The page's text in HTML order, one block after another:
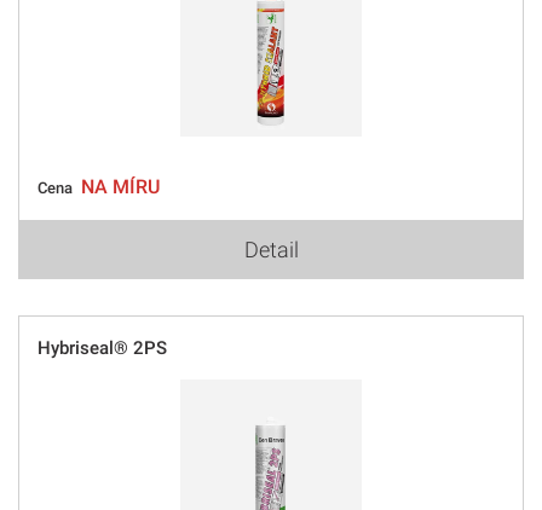
Cena NA MÍRU
Detail
Hybriseal® 2PS